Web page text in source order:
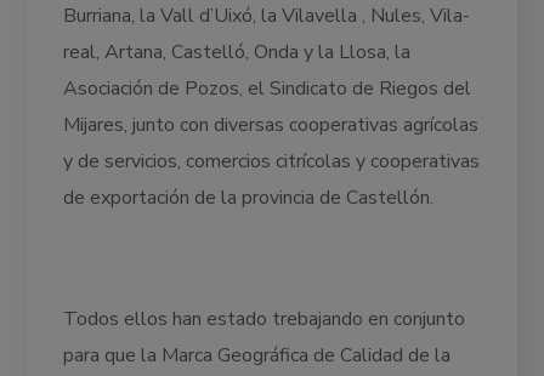
Burriana, la Vall d’Uixó, la Vilavella , Nules, Vila-
real, Artana, Castelló, Onda y la Llosa, la
Asociación de Pozos, el Sindicato de Riegos del
Mijares, junto con diversas cooperativas agrícolas
y de servicios, comercios citrícolas y cooperativas
de exportación de la provincia de Castellón.
Todos ellos han estado trebajando en conjunto
para que la Marca Geográfica de Calidad de la